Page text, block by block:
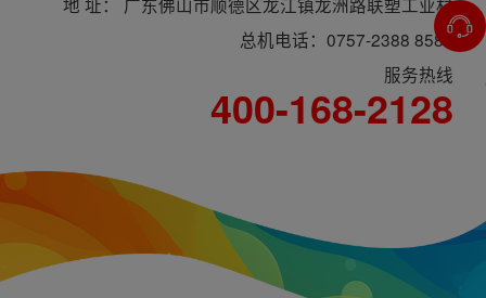
总机电话：0757-2388 8588
服务热线
400-168-2128